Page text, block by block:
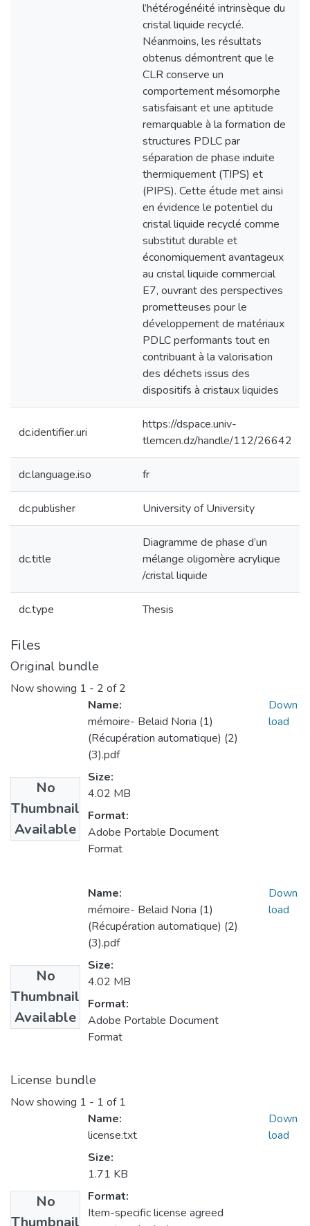
l’hétérogénéité intrinsèque du
cristal liquide recyclé.
Néanmoins, les résultats
obtenus démontrent que le
CLR conserve un
comportement mésomorphe
satisfaisant et une aptitude
remarquable à la formation de
structures PDLC par
séparation de phase induite
thermiquement (TIPS) et
(PIPS). Cette étude met ainsi
en évidence le potentiel du
cristal liquide recyclé comme
substitut durable et
économiquement avantageux
au cristal liquide commercial
E7, ouvrant des perspectives
prometteuses pour le
développement de matériaux
PDLC performants tout en
contribuant à la valorisation
des déchets issus des
dispositifs à cristaux liquides
dc.identifier.uri
https://dspace.univ-
tlemcen.dz/handle/112/26642
dc.language.iso fr
dc.publisher University of University
dc.title
Diagramme de phase d’un
mélange oligomère acrylique
/cristal liquide
dc.type Thesis
Files
Original bundle
Now showing 1 - 2 of 2
No
Thumbnail
Available
Name:
mémoire- Belaid Noria (1)
(Récupération automatique) (2)
(3).pdf
Size:
4.02 MB
Format:
Adobe Portable Document
Format
Down
load
No
Thumbnail
Available
Name:
mémoire- Belaid Noria (1)
(Récupération automatique) (2)
(3).pdf
Size:
4.02 MB
Format:
Adobe Portable Document
Format
Down
load
License bundle
Now showing 1 - 1 of 1
No
Name:
license.txt
Size:
1.71 KB
Format:
Item-specific license agreed
Down
load